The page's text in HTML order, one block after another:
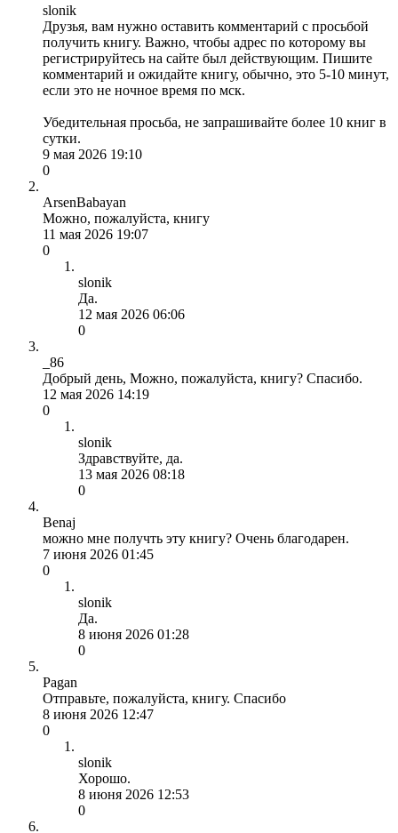
slonik
Друзья, вам нужно оставить комментарий с просьбой
получить книгу. Важно, чтобы адрес по которому вы
регистрируйтесь на сайте был действующим. Пишите
комментарий и ожидайте книгу, обычно, это 5-10 минут,
если это не ночное время по мск.
Убедительная просьба, не запрашивайте более 10 книг в
сутки.
9 мая 2026 19:10
0
ArsenBabayan
Можно, пожалуйста, книгу
11 мая 2026 19:07
0
slonik
Да.
12 мая 2026 06:06
0
_86
Добрый день, Можно, пожалуйста, книгу? Спасибо.
12 мая 2026 14:19
0
slonik
Здравствуйте, да.
13 мая 2026 08:18
0
Benaj
можно мне получть эту книгу? Очень благодарен.
7 июня 2026 01:45
0
slonik
Да.
8 июня 2026 01:28
0
Pagan
Отправьте, пожалуйста, книгу. Спасибо
8 июня 2026 12:47
0
slonik
Хорошо.
8 июня 2026 12:53
0